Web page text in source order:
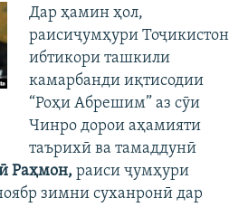
Дар ҳамин ҳол,
раисиҷумҳури Тоҷикистон
ибтикори ташкили
камарбанди иқтисодии
“Роҳи Абрешим” аз сӯи
Чинро дорои аҳамияти
таърихӣ ва тамаддунӣ
Раҳмон, раиси ҷумҳури
зимни суханронӣ дар